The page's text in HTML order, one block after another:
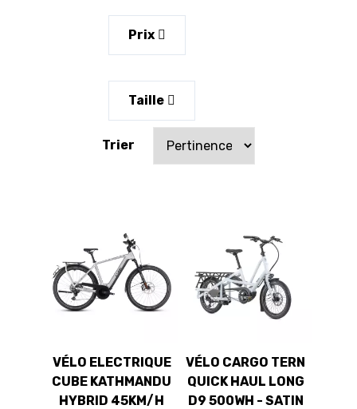
Prix
Taille
Trier
VÉLO ELECTRIQUE
CUBE KATHMANDU
HYBRID 45KM/H
VÉLO CARGO TERN
QUICK HAUL LONG
D9 500WH - SATIN